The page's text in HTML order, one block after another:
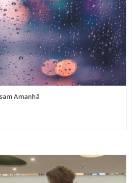
Amanhã